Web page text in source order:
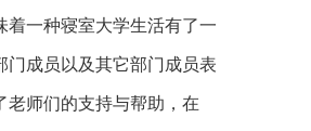
一种寝室大学生活有了一
成员以及其它部门成员表
老师们的支持与帮助，在